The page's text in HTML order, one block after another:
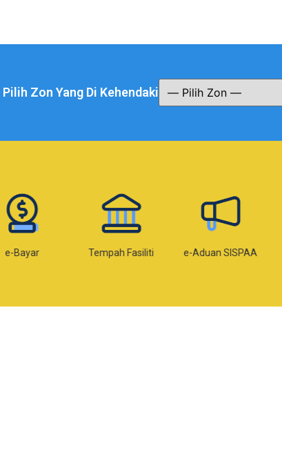
Zon Yang Di Kehendaki
Tempah Fasiliti e-Aduan SISPAA